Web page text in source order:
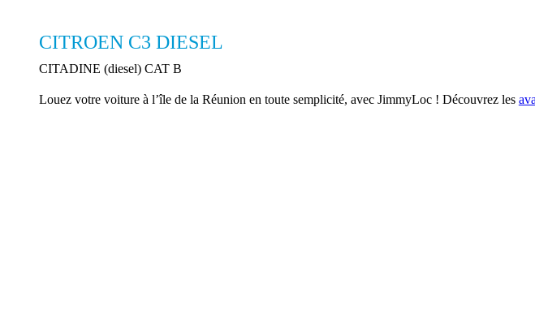
CITROEN C3 DIESEL
CITADINE (diesel) CAT B
Louez votre voiture à l’île de la Réunion en toute semplicité, avec JimmyLoc ! Découvrez les